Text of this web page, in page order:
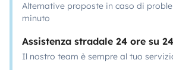
Alternative proposte in caso di
minuto
Assistenza stradale 24 ore su
Il nostro team è sempre al tuo